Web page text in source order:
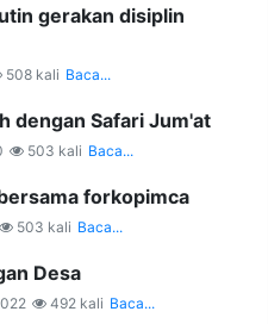
gerakan disiplin
508 kali Baca...
dengan Safari Jum'at
503 kali Baca...
forkopimca
503 kali Baca...
Desa
492 kali Baca...